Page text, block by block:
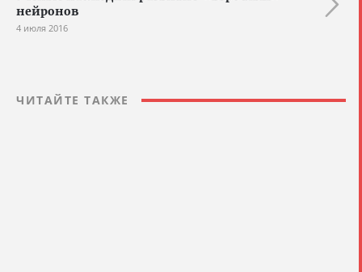
нейронов
4 июля 2016
ЧИТАЙТЕ ТАКЖЕ